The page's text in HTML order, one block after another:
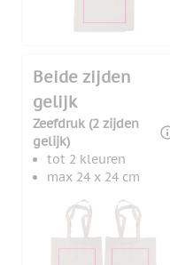
Beide zijden
gelijk
Zeefdruk (2 zijden
gelijk)
tot 2 kleuren
max 24 x 24 cm